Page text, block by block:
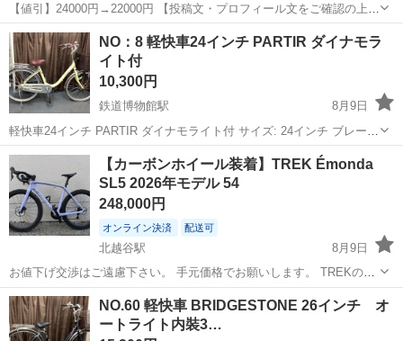
【値引】24000円→22000円 【投稿文・プロフィール文をご確認の上、
お問い合わせ頂ければ幸いです。】 【投稿文に重複する質
問・冷やかしには お答えしかねます。】 メーカ
ー：GIANT...
埼玉 蕨市 北戸田駅 クロスバイク
NO：8 軽快車24インチ PARTIR ダイナモラ
イト付
10,300円
鉄道博物館駅
8月9日
軽快車24インチ PARTIR ダイナモライト付 サイズ: 24インチ ブレー
キ:前キャリパーブレーキ 後ろローラーブレーキ ライト:ダイナモラ
イト その他:スタンド、2本鍵、ベル ，前カーゴ付き 自転車整備士...
埼玉 さいたま市 鉄道博物館駅 その他 ダイナモ
【カーボンホイール装着】TREK Émonda
SL5 2026年モデル 54
248,000円
オンライン決済 配送可
北越谷駅
8月9日
お値下げ交渉はご遠慮下さい。 手元価格でお願いします。 TREKの軽
量オールラウンドロードバイク「Émonda SL5（2026年モデル）」の
出品です。 店頭では完売となり人気が高く入荷数も少なかった注目カ
ラー「Laven...
埼玉 越谷市 北越谷駅 ロードバイク
NO.60 軽快車 BRIDGESTONE 26インチ オ
ートライト内裝3…